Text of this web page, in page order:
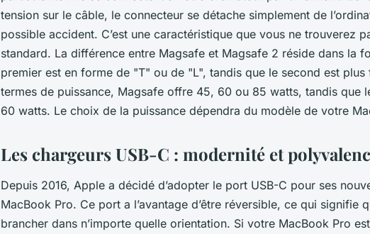
tension sur le câble, le connecteur se détache simplement de
possible accident. C’est une caractéristique que vous ne trouverez
standard. La différence entre Magsafe et Magsafe 2 réside dans la
premier est en forme de "T" ou de "L", tandis que le second est plus
termes de puissance, Magsafe offre 45, 60 ou 85 watts, tandis que
60 watts. Le choix de la puissance dépendra du modèle de votre
Les chargeurs USB-C : modernité et
Depuis 2016, Apple a décidé d’adopter le port USB-C pour ses
MacBook Pro. Ce port a l’avantage d’être réversible, ce qui signifie
brancher dans n’importe quelle orientation. Si votre MacBook Pro